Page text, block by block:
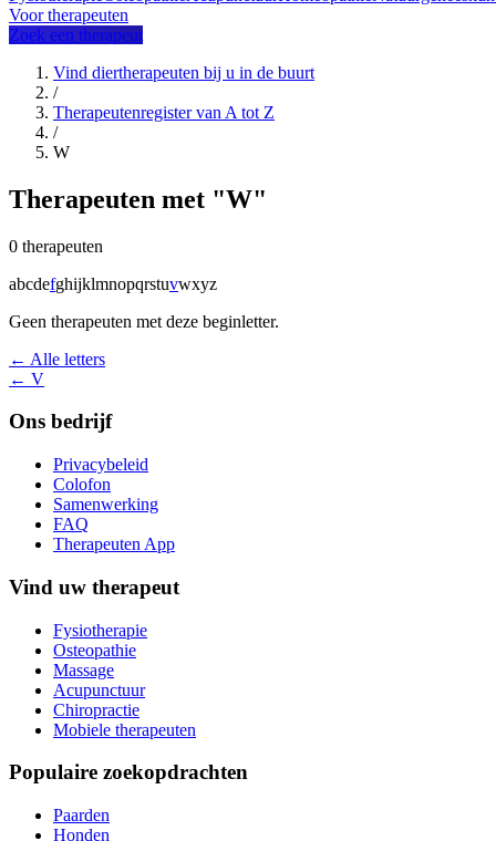
Voor therapeuten
Zoek een therapeut
Vind diertherapeuten bij u in de buurt
/
Therapeutenregister van A tot Z
/
W
Therapeuten met "W"
0 therapeuten
abcdefghijklmnopqrstuvwxyz
Geen therapeuten met deze beginletter.
← Alle letters
← V
Ons bedrijf
Privacybeleid
Colofon
Samenwerking
FAQ
Therapeuten App
Vind uw therapeut
Fysiotherapie
Osteopathie
Massage
Acupunctuur
Chiropractie
Mobiele therapeuten
Populaire zoekopdrachten
Paarden
Honden